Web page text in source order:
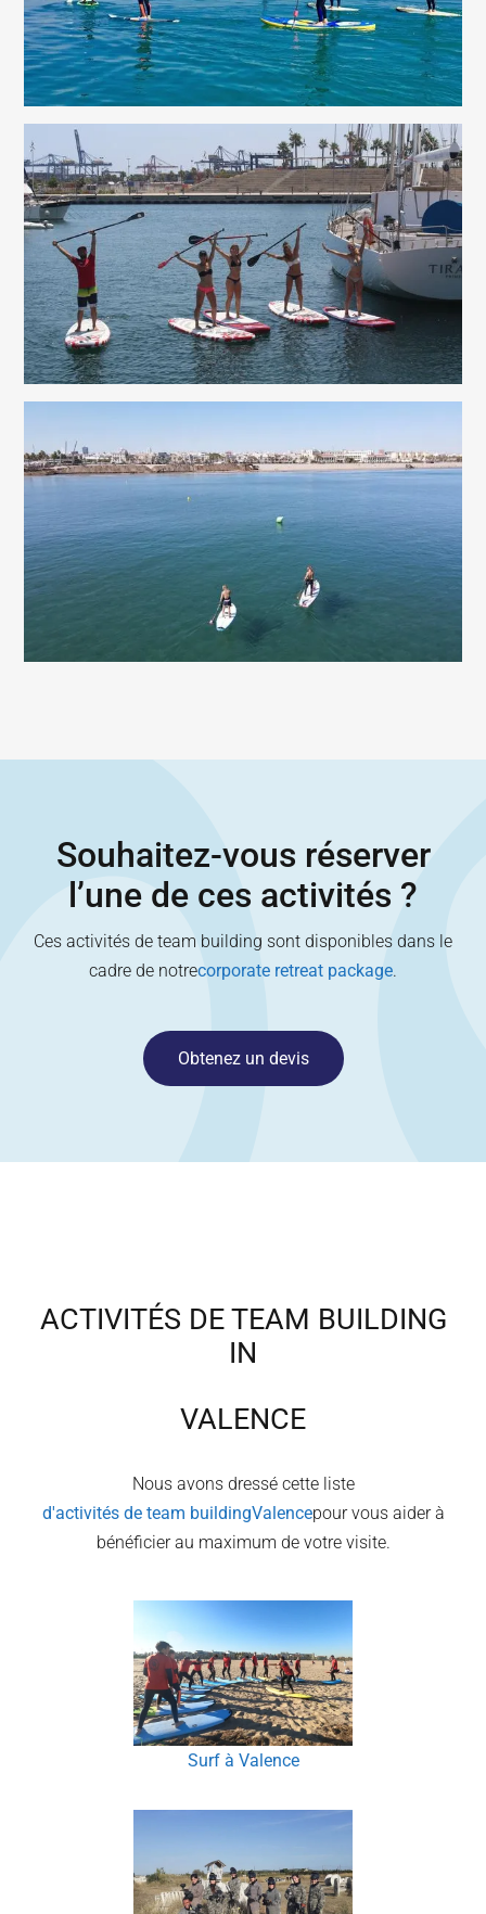
Souhaitez-vous réserver
l’une de ces activités ?
Ces activités de team building sont disponibles dans le
cadre de notrecorporate retreat package.
Obtenez un devis
ACTIVITÉS DE TEAM BUILDING
IN
VALENCE
Nous avons dressé cette liste
d'activités de team buildingValencepour vous aider à
bénéficier au maximum de votre visite.
Surf à Valence